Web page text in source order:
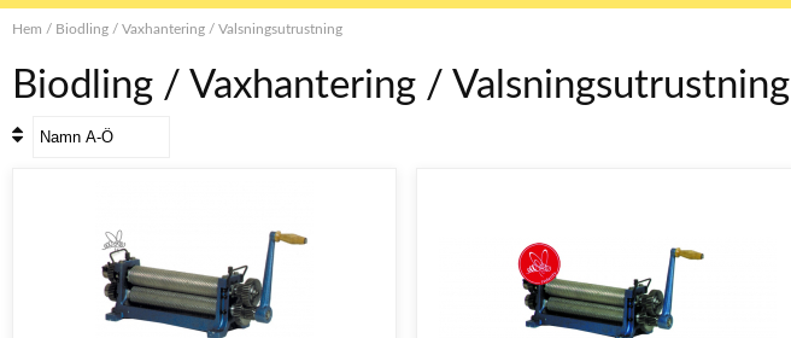
Hem / Biodling / Vaxhantering / Valsningsutrustning
Biodling / Vaxhantering / Valsningsutrustning